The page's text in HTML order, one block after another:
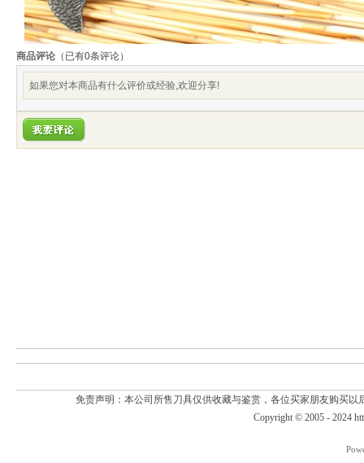
商品评论 （已有0条评论）
如果您对本商品有什么评价或经验,欢迎分享!
免责声明：本公司所售刀具仅供收藏与鉴赏，各位买家朋友购买
Copyright © 2005 - 2024